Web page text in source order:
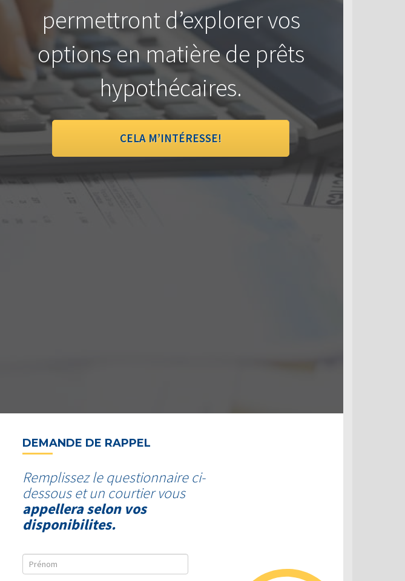
permettront d’explorer vos
options en matière de prêts
hypothécaires.
CELA M’INTÉRESSE!
DEMANDE DE RAPPEL
Remplissez le questionnaire ci-
dessous et un courtier vous
appellera selon vos
disponibilites.